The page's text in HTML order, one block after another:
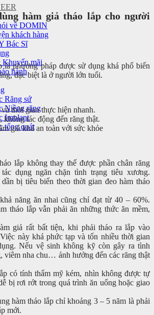
về DOMIN
khách hàng
Bác Sĩ
mãi
hành
Răng sứ
Niềng răng
Implant
tổng quát
hàm giả tháo lắp cho người
là phương pháp được sử dụng khá phổ biến
đặc biệt là ở người lớn tuổi.
thời gian thực hiện nhanh.
không tác động đến răng thật.
giả khá an toàn với sức khỏe
lắp không thay thế được phần chân răng
dụng ngăn chặn tình trạng tiêu xương.
bị tiêu biến theo thời gian đeo hàm tháo
năng ăn nhai cũng chỉ đạt từ 40 – 60%.
tháo lắp vẫn phải ăn những thức ăn mềm,
giả rất bất tiện, khi phải tháo ra lắp vào
này khá phức tạp và tốn nhiều thời gian
Nếu vệ sinh không kỹ còn gây ra tình
viêm nha chu… ảnh hưởng đến các răng thật
có tính thẩm mỹ kém, nhìn không được tự
bị rơi rớt trong quá trình ăn uống hoặc giao
hàm tháo lắp chỉ khoảng 3 – 5 năm là phải
mới.